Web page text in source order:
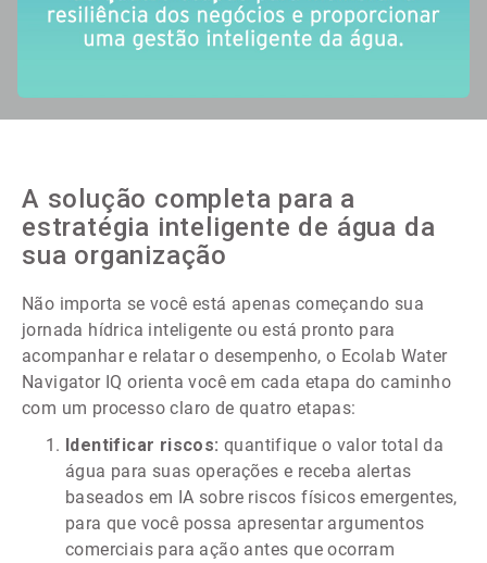
A solução completa para a
estratégia inteligente de água da
sua organização
Não importa se você está apenas começando sua
jornada hídrica inteligente ou está pronto para
acompanhar e relatar o desempenho, o Ecolab Water
Navigator IQ orienta você em cada etapa do caminho
com um processo claro de quatro etapas:
Identificar riscos: quantifique o valor total da
água para suas operações e receba alertas
baseados em IA sobre riscos físicos emergentes,
para que você possa apresentar argumentos
comerciais para ação antes que ocorram